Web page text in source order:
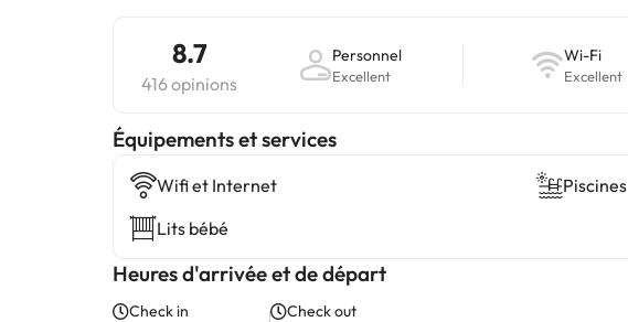
8.7
416 opinions
Personnel
Excellent
Wi-Fi
Excellent
​Équipements et services
Wifi et Internet
Piscines
Lits bébé
Heures d'arrivée et de départ
Check in Check out